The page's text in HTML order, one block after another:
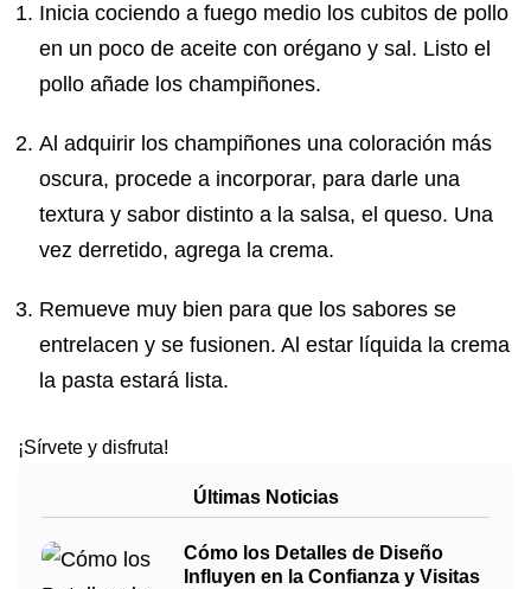
Inicia cociendo a fuego medio los cubitos de pollo
en un poco de aceite con orégano y sal. Listo el
pollo añade los champiñones.
Al adquirir los champiñones una coloración más
oscura, procede a incorporar, para darle una
textura y sabor distinto a la salsa, el queso. Una
vez derretido, agrega la crema.
Remueve muy bien para que los sabores se
entrelacen y se fusionen. Al estar líquida la crema
la pasta estará lista.
¡Sírvete y disfruta!
Últimas Noticias
Cómo los Detalles de Diseño
Influyen en la Confianza y Visitas